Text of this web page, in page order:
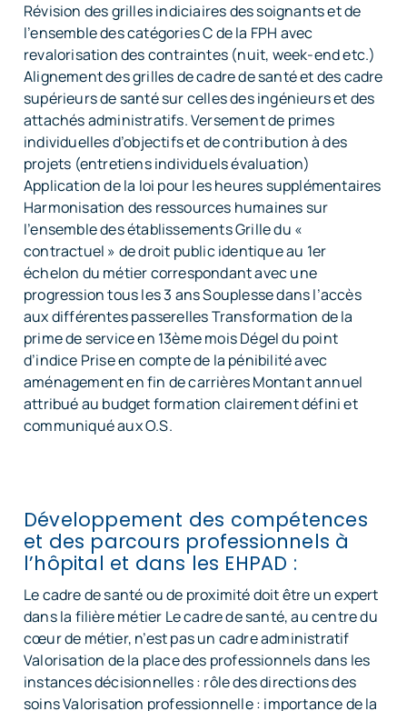
Révision des grilles indiciaires des soignants et de
l’ensemble des catégories C de la FPH avec
revalorisation des contraintes (nuit, week-end etc.)
Alignement des grilles de cadre de santé et des cadre
supérieurs de santé sur celles des ingénieurs et des
attachés administratifs. Versement de primes
individuelles d’objectifs et de contribution à des
projets (entretiens individuels évaluation)
Application de la loi pour les heures supplémentaires
Harmonisation des ressources humaines sur
l’ensemble des établissements Grille du «
contractuel » de droit public identique au 1er
échelon du métier correspondant avec une
progression tous les 3 ans Souplesse dans l’accès
aux différentes passerelles Transformation de la
prime de service en 13ème mois Dégel du point
d’indice Prise en compte de la pénibilité avec
aménagement en fin de carrières Montant annuel
attribué au budget formation clairement défini et
communiqué aux O.S.
Développement des compétences
et des parcours professionnels à
l’hôpital et dans les EHPAD :
Le cadre de santé ou de proximité doit être un expert
dans la filière métier Le cadre de santé, au centre du
cœur de métier, n’est pas un cadre administratif
Valorisation de la place des professionnels dans les
instances décisionnelles : rôle des directions des
soins Valorisation professionnelle : importance de la